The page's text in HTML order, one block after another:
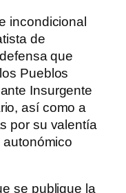
incondicional
de
que
Pueblos
Insurgente
así como a
por su valentía
se publique la